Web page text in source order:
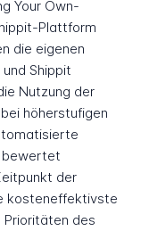
Your Own-
Plattform
die eigenen
Shippit
Nutzung der
höherstufigen
bewertet
der
kosteneffektivste
des